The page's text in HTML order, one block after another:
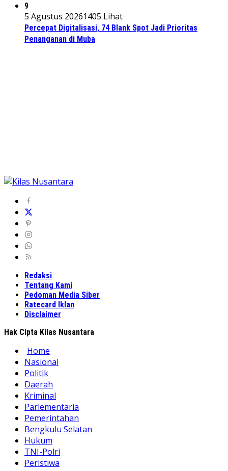
9
5 Agustus 20261405 Lihat
Percepat Digitalisasi, 74 Blank Spot Jadi Prioritas
Penanganan di Muba
Redaksi
Tentang Kami
Pedoman Media Siber
Ratecard Iklan
Disclaimer
Hak Cipta Kilas Nusantara
Home
Nasional
Politik
Daerah
Kriminal
Parlementaria
Pemerintahan
Bengkulu Selatan
Hukum
TNI-Polri
Peristiwa